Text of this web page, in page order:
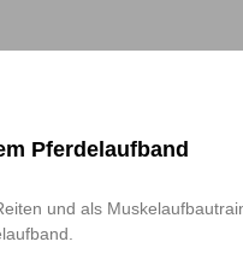
Pferdelaufband
und als